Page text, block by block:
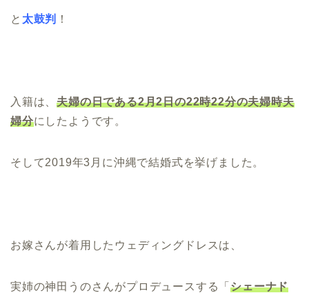
と 太鼓判 ！
入籍は、夫婦の日である2月2日の22時22分の夫婦時夫
婦分にしたようです。
そして2019年3月に沖縄で結婚式を挙げました。
お嫁さんが着用したウェディングドレスは、
実姉の神田うのさんがプロデュースする「シェーナド